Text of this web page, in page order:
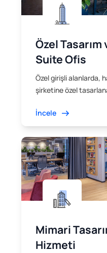
Özel Tasarım
Suite Ofis
Özel girişli alanlarda,
şirketine özel
İncele
Mimari
Hizmeti